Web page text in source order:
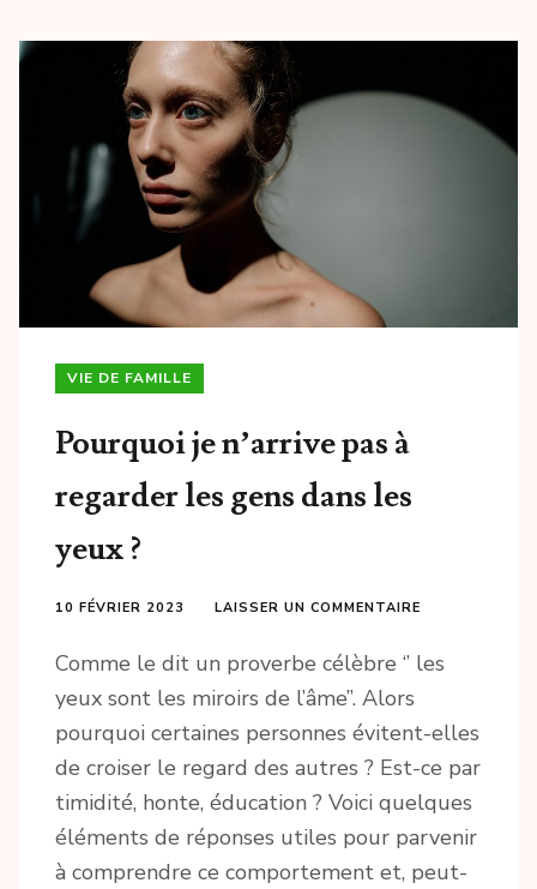
VIE DE FAMILLE
Pourquoi je n’arrive pas à
regarder les gens dans les
yeux ?
10 FÉVRIER 2023 LAISSER UN COMMENTAIRE
Comme le dit un proverbe célèbre ‘’ les
yeux sont les miroirs de l’âme’’. Alors
pourquoi certaines personnes évitent-elles
de croiser le regard des autres ? Est-ce par
timidité, honte, éducation ? Voici quelques
éléments de réponses utiles pour parvenir
à comprendre ce comportement et, peut-